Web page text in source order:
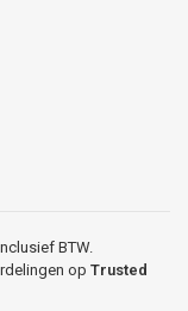
BTW.
op Trusted